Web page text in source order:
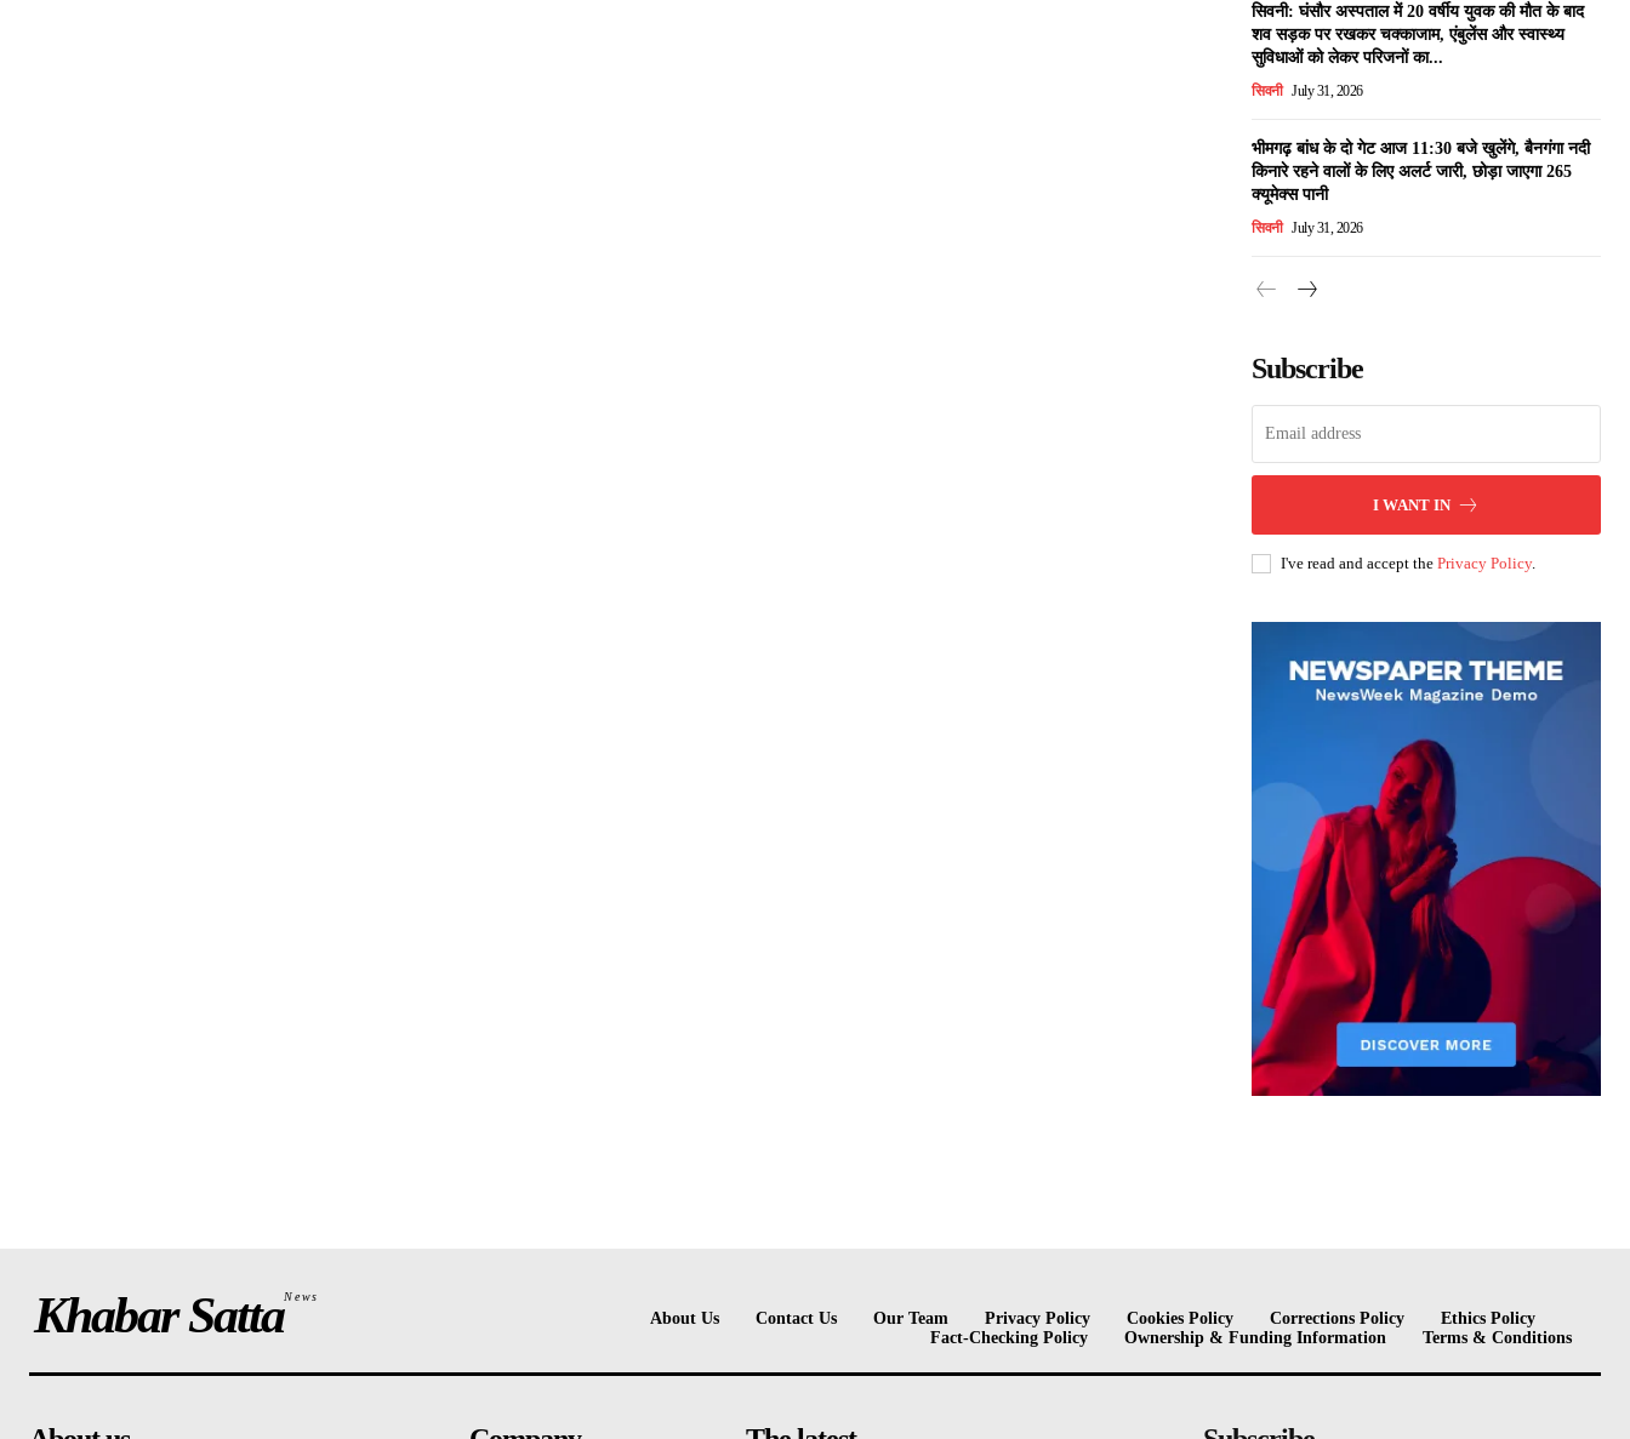
सिवनी: घंसौर अस्पताल में 20 वर्षीय युवक की मौत के बाद
शव सड़क पर रखकर चक्काजाम, एंबुलेंस और स्वास्थ्य
सुविधाओं को लेकर परिजनों का...
सिवनी July 31, 2026
भीमगढ़ बांध के दो गेट आज 11:30 बजे खुलेंगे, बैनगंगा नदी
किनारे रहने वालों के लिए अलर्ट जारी, छोड़ा जाएगा 265
क्यूमेक्स पानी
सिवनी July 31, 2026
Subscribe
I WANT IN
I've read and accept the Privacy Policy.
Khabar SattaNews
About Us Contact Us Our Team Privacy Policy Cookies Policy Corrections Policy
Ethics Policy
Fact-Checking Policy
Ownership & Funding Information Terms & Conditions